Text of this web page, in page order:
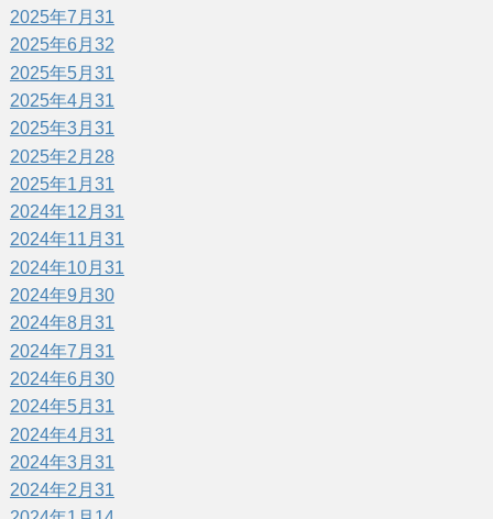
2025年7月 31
2025年6月 32
2025年5月 31
2025年4月 31
2025年3月 31
2025年2月 28
2025年1月 31
2024年12月 31
2024年11月 31
2024年10月 31
2024年9月 30
2024年8月 31
2024年7月 31
2024年6月 30
2024年5月 31
2024年4月 31
2024年3月 31
2024年2月 31